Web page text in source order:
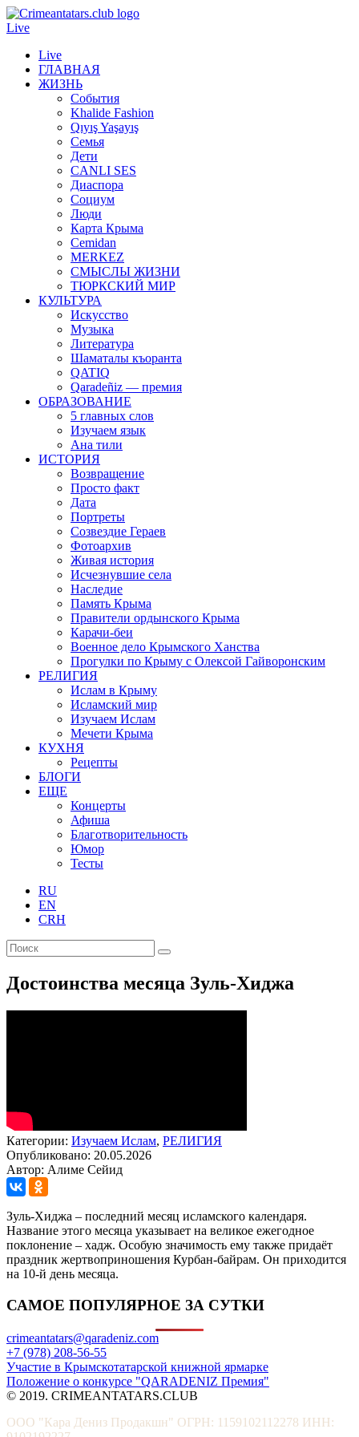
Live
Live
ГЛАВНАЯ
ЖИЗНЬ
События
Khalide Fashion
Qıyış Yaşayış
Семья
Дети
CANLI SES
Диаспора
Социум
Люди
Карта Крыма
Cemidan
МERKEZ
СМЫСЛЫ ЖИЗНИ
ТЮРКСКИЙ МИР
КУЛЬТУРА
Искусство
Музыка
Литература
Шаматалы къоранта
QATIQ
Qaradeñiz — премия
ОБРАЗОВАНИЕ
5 главных слов
Изучаем язык
Ана тили
ИСТОРИЯ
Возвращение
Просто факт
Дата
Портреты
Созвездие Гераев
Фотоархив
Живая история
Исчезнувшие села
Наследие
Память Крыма
Правители ордынского Крыма
Карачи-беи
Военное дело Крымского Ханства
Прогулки по Крыму с Олексой Гайворонским
РЕЛИГИЯ
Ислам в Крыму
Исламский мир
Изучаем Ислам
Мечети Крыма
КУХНЯ
Рецепты
БЛОГИ
ЕЩЕ
Концерты
Афиша
Благотворительность
Юмор
Тесты
RU
EN
CRH
Достоинства месяца Зуль-Хиджа
Категории: Изучаем Ислам, РЕЛИГИЯ
Опубликовано: 20.05.2026
Автор: Алиме Сейид
Зуль-Хиджа – последний месяц исламского календаря.
Название этого месяца указывает на великое ежегодное
поклонение – хадж. Особую значимость ему также придаёт
праздник жертвоприношения Курбан-байрам. Он приходится
на 10-й день месяца.
САМОЕ ПОПУЛЯРНОЕ ЗА СУТКИ
crimeantatars@qaradeniz.com
+7 (978) 208-56-55
Участие в Крымскотатарской книжной ярмарке
Положение о конкурсе "QARADENIZ Премия"
© 2019. CRIMEANTATARS.CLUB
ООО "Кара Дениз Продакшн" ОГРН: 1159102112278 ИНН: